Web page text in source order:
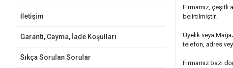
İletişim
Garanti, Cayma, İade Koşulları
Sıkça Sorulan Sorular
Firmamız, çeşitli
belirtilmiştir.
Üyelik veya
telefon, adres
Firmamız bazı